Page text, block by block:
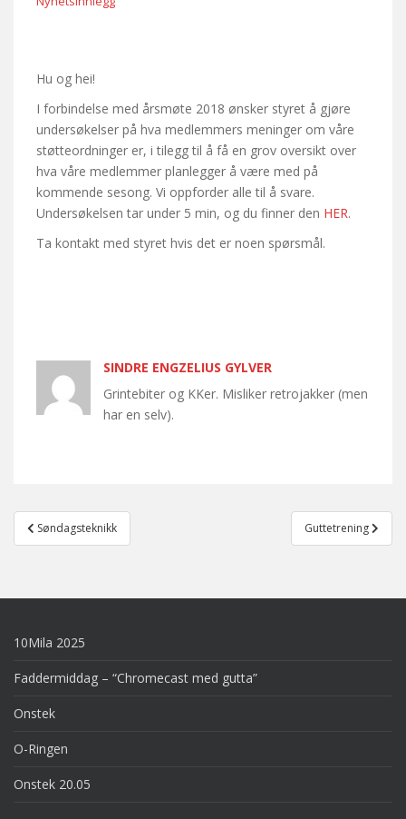
Hu og hei!
I forbindelse med årsmøte 2018 ønsker styret å gjøre
undersøkelser på hva medlemmers meninger om våre
støtteordninger er, i tilegg til å få en grov oversikt over
hva våre medlemmer planlegger å være med på
kommende sesong. Vi oppforder alle til å svare.
Undersøkelsen tar under 5 min, og du finner den HER.
Ta kontakt med styret hvis det er noen spørsmål.
SINDRE ENGZELIUS GYLVER
Grintebiter og KKer. Misliker retrojakker (men
har en selv).
Post
navigation
Søndagsteknikk Guttetrening
10Mila 2025
Faddermiddag – “Chromecast med gutta”
Onstek
O-Ringen
Onstek 20.05